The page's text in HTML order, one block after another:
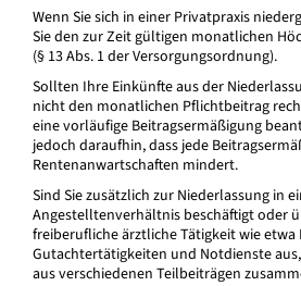
Wenn Sie sich in einer Privatpraxis
Sie den zur Zeit gültigen monatlichen
(§ 13 Abs. 1 der Versorgungsordnung).
Sollten Ihre Einkünfte aus der
nicht den monatlichen Pflichtbeitrag
eine vorläufige Beitragsermäßigung
jedoch daraufhin, dass jede
Rentenanwartschaften mindert.
Sind Sie zusätzlich zur Niederlassung in
Angestelltenverhältnis beschäftigt oder
freiberufliche ärztliche Tätigkeit wie
Gutachtertätigkeiten und Notdienste
aus verschiedenen Teilbeiträgen